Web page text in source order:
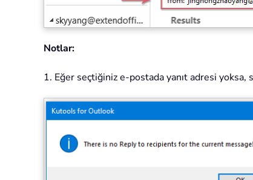
Notlar:
1. Eğer seçtiğiniz e-postada yanıt adresi yoksa,